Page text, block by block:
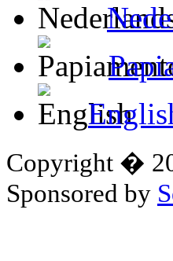
Copyright �
Sponsored by